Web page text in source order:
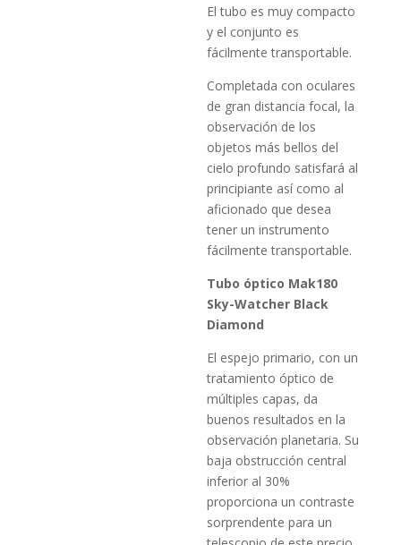
El tubo es muy compacto
y el conjunto es
fácilmente transportable.
Completada con oculares
de gran distancia focal, la
observación de los
objetos más bellos del
cielo profundo satisfará al
principiante así como al
aficionado que desea
tener un instrumento
fácilmente transportable.
Tubo óptico Mak180
Sky-Watcher Black
Diamond
El espejo primario, con un
tratamiento óptico de
múltiples capas, da
buenos resultados en la
observación planetaria. Su
baja obstrucción central
inferior al 30%
proporciona un contraste
sorprendente para un